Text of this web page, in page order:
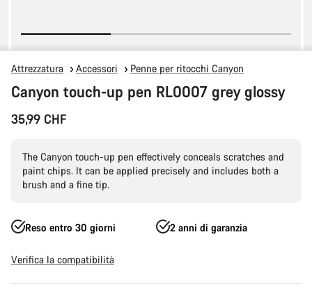
Attrezzatura Accessori Penne per ritocchi Canyon
Canyon touch-up pen RL0007 grey glossy
35,99 CHF
The Canyon touch-up pen effectively conceals scratches and
paint chips. It can be applied precisely and includes both a
brush and a fine tip.
Reso entro 30 giorni 2 anni di garanzia
Verifica la compatibilità